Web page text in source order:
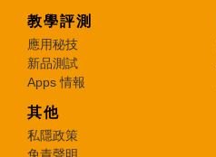
教學評測
應用秘技
新品測試
Apps 情報
其他
私隱政策
免責聲明